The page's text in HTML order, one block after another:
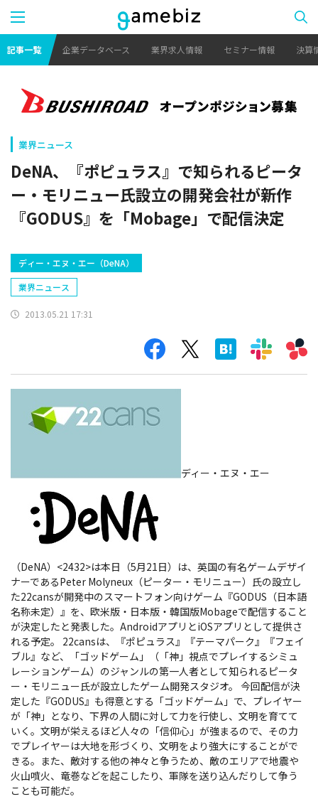
記事一覧 企業データベース 業界求人情報 セミナー情報 決算
業界ニュース
DeNA、『ポピュラス』で知られるピータ
ー・モリニュー氏設立の開発会社が新作
『GODUS』を「Mobage」で配信決定
ディー・エヌ・エー（DeNA）
業界ニュース
2013.05.21 17:31
ディー・エヌ・エー
（DeNA）<2432>は本日（5月21日）は、英国の有名ゲームデザイ
ナーであるPeter Molyneux（ピーター・モリニュー）氏の設立し
た22cansが開発中のスマートフォン向けゲーム『GODUS（日本語
名称未定）』を、欧米版・日本版・韓国版Mobageで配信すること
が決定したと発表した。AndroidアプリとiOSアプリとして提供さ
れる予定。
22cansは、『ポピュラス』『テーマパーク』『フェイ
ブル』など、「ゴッドゲーム」（「神」視点でプレイするシミュ
レーションゲーム）のジャンルの第一人者として知られるピータ
ー・モリニュー氏が設立したゲーム開発スタジオ。 今回配信が決
定した『GODUS』も得意とする「ゴッドゲーム」で、プレイヤー
が「神」となり、下界の人間に対して力を行使し、文明を育てて
いく。文明が栄えるほど人々の「信仰心」が強まるので、その力
でプレイヤーは大地を形づくり、文明をより強大にすることがで
きる。また、敵対する他の神々と争うため、敵のエリアで地震や
火山噴火、竜巻などを起こしたり、軍隊を送り込んだりして争う
ことも可能だ。